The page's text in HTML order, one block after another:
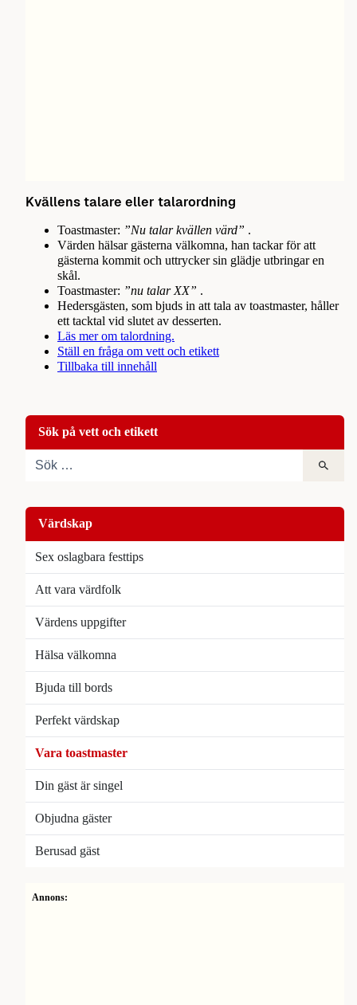
Sök på vett och etikett
Värdskap
Sex oslagbara festtips
Att vara värdfolk
Värdens uppgifter
Hälsa välkomna
Bjuda till bords
Perfekt värdskap
Vara toastmaster
Din gäst är singel
Objudna gäster
Berusad gäst
Annons:
Kvällens talare eller talarordning
Toastmaster: ”Nu talar kvällen värd” .
Värden hälsar gästerna välkomna, han tackar för att
gästerna kommit och uttrycker sin glädje utbringar en
skål.
Toastmaster: ”nu talar XX” .
Hedersgästen, som bjuds in att tala av toastmaster, håller
ett tacktal vid slutet av desserten.
Läs mer om talordning.
Ställ en fråga om vett och etikett
Tillbaka till innehåll